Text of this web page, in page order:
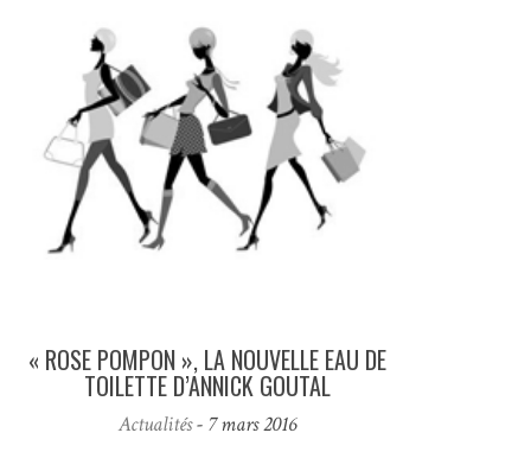
« ROSE POMPON », LA NOUVELLE EAU DE
TOILETTE D’ANNICK GOUTAL
Actualités- 7 mars 2016